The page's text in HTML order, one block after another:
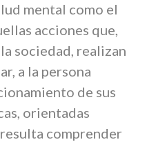
mental como el
acciones que,
sociedad, realizan
a la persona
de sus
orientadas
comprender